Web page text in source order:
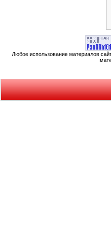
Любое использование материалов